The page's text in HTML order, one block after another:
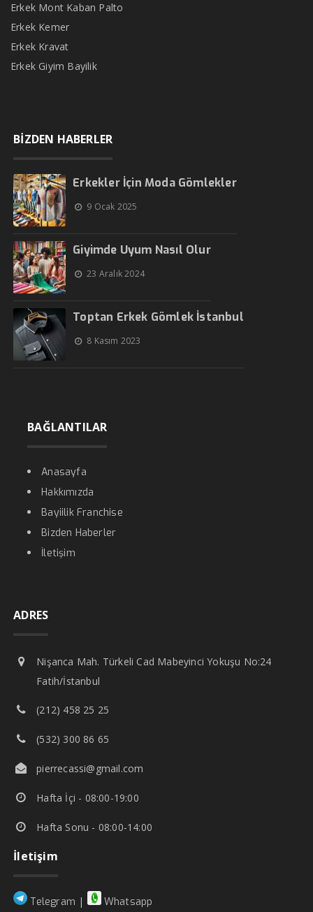
Erkek Mont Kaban Palto
Erkek Kemer
Erkek Kravat
Erkek Giyim Bayilik
BİZDEN HABERLER
Erkekler İçin Moda Gömlekler
9 Ocak 2025
Giyimde Uyum Nasıl Olur
23 Aralık 2024
Toptan Erkek Gömlek İstanbul
8 Kasım 2023
BAĞLANTILAR
Anasayfa
Hakkımızda
Bayiilik Franchise
Bizden Haberler
İletişim
ADRES
Nişanca Mah. Türkeli Cad Mabeyinci Yokuşu No:24
Fatih/İstanbul
(212) 458 25 25
(532) 300 86 65
pierrecassi@gmail.com
Hafta İçi - 08:00-19:00
Hafta Sonu - 08:00-14:00
İletişim
Telegram | Whatsapp